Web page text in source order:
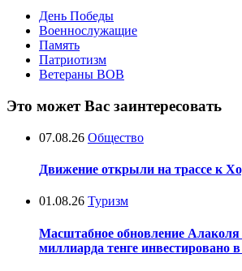
День Победы
Военнослужащие
Память
Патриотизм
Ветераны ВОВ
Это может Вас заинтересовать
07.08.26 Общество
Движение открыли на трассе к
01.08.26 Туризм
Масштабное обновление Алаколя
миллиарда тенге инвестировано